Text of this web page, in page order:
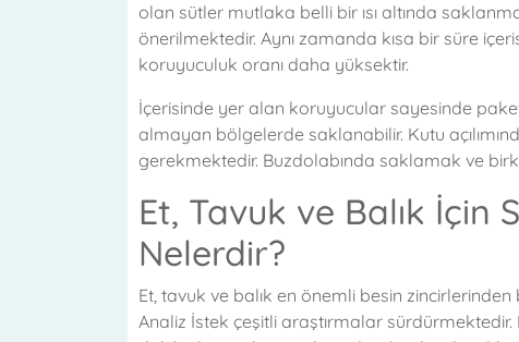
olan sütler mutlaka belli bir ısı altında
önerilmektedir. Aynı zamanda kısa bir süre
koruyuculuk oranı daha yüksektir.
İçerisinde yer alan koruyucular sayesinde paket
almayan bölgelerde saklanabilir. Kutu
gerekmektedir. Buzdolabında saklamak ve
Et, Tavuk ve Balık İçin
Nelerdir?
Et, tavuk ve balık en önemli besin zincirlerinden
Analiz İstek çeşitli araştırmalar sürdürmektedir.